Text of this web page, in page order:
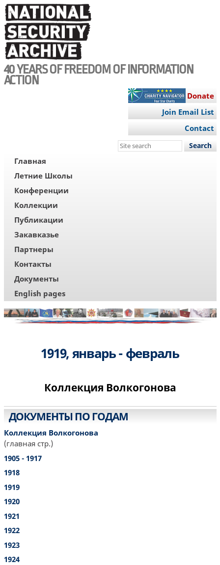
Skip
to
main
content
40 YEARS OF FREEDOM OF INFORMATION
ACTION
Donate
Join Email List
Contact
Search
RUS
MENU
Главная
Летние Школы
Конференции
Коллекции
Публикации
Закавказье
Партнеры
Контакты
Документы
English pages
1919, январь - февраль
Коллекция Волкогонова
ДОКУМЕНТЫ ПО ГОДАМ
Коллекция Волкогонова
(главная стр.)
1905 - 1917
1918
1919
1920
1921
1922
1923
1924